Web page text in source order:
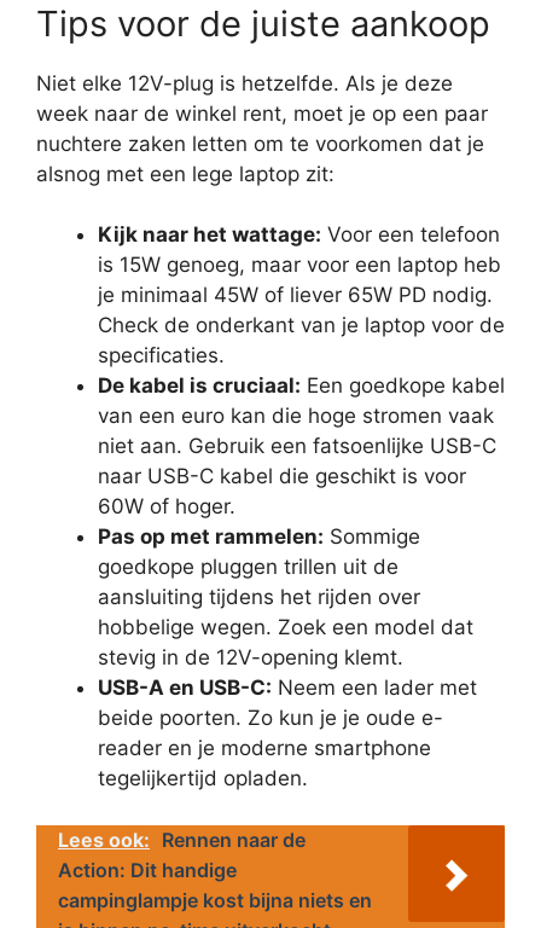
Tips voor de juiste aankoop
Niet elke 12V-plug is hetzelfde. Als je deze
week naar de winkel rent, moet je op een paar
nuchtere zaken letten om te voorkomen dat je
alsnog met een lege laptop zit:
Kijk naar het wattage: Voor een telefoon
is 15W genoeg, maar voor een laptop heb
je minimaal 45W of liever 65W PD nodig.
Check de onderkant van je laptop voor de
specificaties.
De kabel is cruciaal: Een goedkope kabel
van een euro kan die hoge stromen vaak
niet aan. Gebruik een fatsoenlijke USB-C
naar USB-C kabel die geschikt is voor
60W of hoger.
Pas op met rammelen: Sommige
goedkope pluggen trillen uit de
aansluiting tijdens het rijden over
hobbelige wegen. Zoek een model dat
stevig in de 12V-opening klemt.
USB-A en USB-C: Neem een lader met
beide poorten. Zo kun je je oude e-
reader en je moderne smartphone
tegelijkertijd opladen.
Lees ook: Rennen naar de
Action: Dit handige
campinglampje kost bijna niets en